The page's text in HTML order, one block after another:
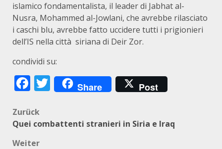
islamico fondamentalista, il leader di Jabhat al-
Nusra, Mohammed al-Jowlani, che avrebbe rilasciato
i caschi blu, avrebbe fatto uccidere tutti i prigionieri
dell’IS nella città siriana di Deir Zor.
condividi su:
Facebook
Twitter
Share Post
Beitragsnavigation
Zurück
Quei combattenti stranieri in Siria e Iraq
Weiter